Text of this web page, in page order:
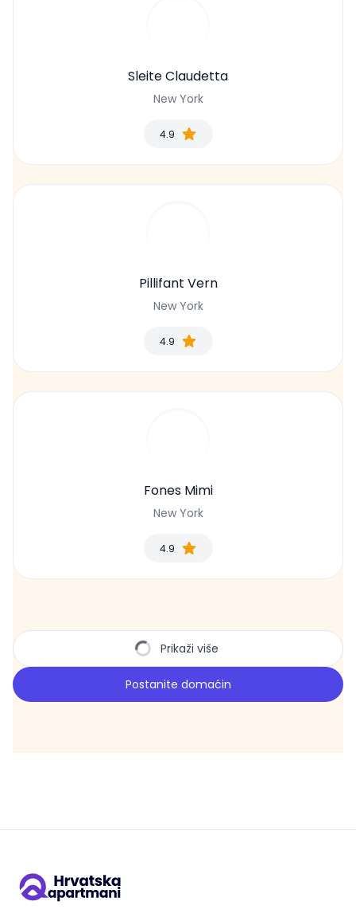
Sleite Claudetta
New York
4.9
Pillifant Vern
New York
4.9
Fones Mimi
New York
4.9
Prikaži više
Postanite domaćin